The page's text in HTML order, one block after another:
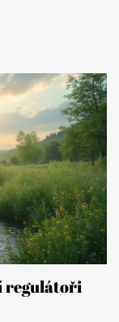
regulátoři